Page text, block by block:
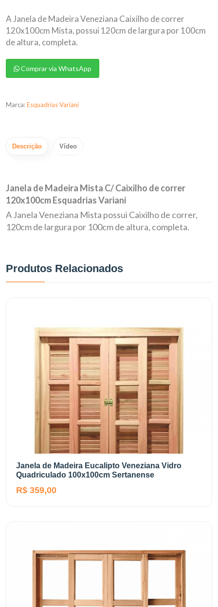
A Janela de Madeira Veneziana Caixilho de correr
120x100cm Mista, possui 120cm de largura por 100cm
de altura, completa.
Comprar via WhatsApp
Marca:Esquadrias Variani
Descrição Vídeo
Janela de Madeira Mista C/ Caixilho de correr
120x100cm Esquadrias Variani
A Janela Veneziana Mista possui Caixilho de correr,
120cm de largura por 100cm de altura, completa.
Produtos Relacionados
Janela de Madeira Eucalipto Veneziana Vidro
Quadriculado 100x100cm Sertanense
R$ 359,00